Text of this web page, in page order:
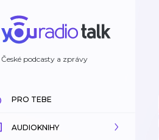
České podcasty a zprávy
PRO TEBE
AUDIOKNIHY